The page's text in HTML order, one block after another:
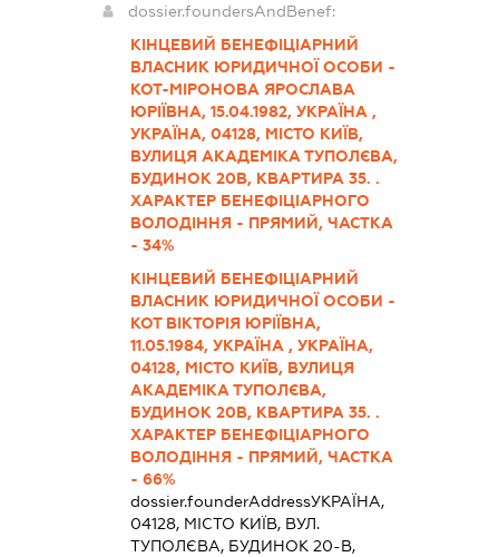
dossier.foundersAndBenef:
КІНЦЕВИЙ БЕНЕФІЦІАРНИЙ
ВЛАСНИК ЮРИДИЧНОЇ ОСОБИ -
КОТ-МІРОНОВА ЯРОСЛАВА
ЮРІЇВНА, 15.04.1982, УКРАЇНА ,
УКРАЇНА, 04128, МІСТО КИЇВ,
ВУЛИЦЯ АКАДЕМІКА ТУПОЛЄВА,
БУДИНОК 20В, КВАРТИРА 35. .
ХАРАКТЕР БЕНЕФІЦІАРНОГО
ВОЛОДІННЯ - ПРЯМИЙ, ЧАСТКА
- 34%
КІНЦЕВИЙ БЕНЕФІЦІАРНИЙ
ВЛАСНИК ЮРИДИЧНОЇ ОСОБИ -
КОТ ВІКТОРІЯ ЮРІЇВНА,
11.05.1984, УКРАЇНА , УКРАЇНА,
04128, МІСТО КИЇВ, ВУЛИЦЯ
АКАДЕМІКА ТУПОЛЄВА,
БУДИНОК 20В, КВАРТИРА 35. .
ХАРАКТЕР БЕНЕФІЦІАРНОГО
ВОЛОДІННЯ - ПРЯМИЙ, ЧАСТКА
- 66%
dossier.founderAddressУКРАЇНА,
04128, МІСТО КИЇВ, ВУЛ.
ТУПОЛЄВА, БУДИНОК 20-В,